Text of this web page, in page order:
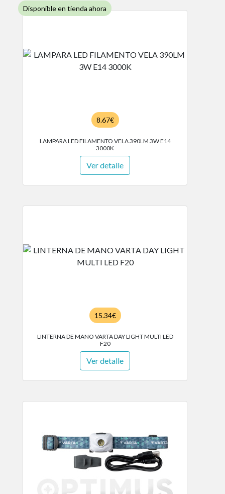
Disponible en tienda ahora
8.67€
LAMPARA LED FILAMENTO VELA 390LM 3W E14
3000K
Ver detalle
15.34€
LINTERNA DE MANO VARTA DAY LIGHT MULTI LED
F20
Ver detalle